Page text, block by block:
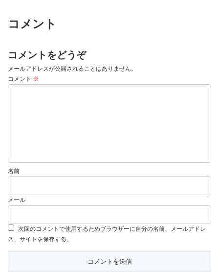
コメント
コメントをどうぞ
メールアドレスが公開されることはありません。
コメント ※
名前
メール
次回のコメントで使用するためブラウザーに自分の名前、メールアドレ
ス、サイトを保存する。